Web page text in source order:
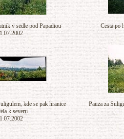
v sedle pod Papadiou
Cesta po
kde se pak hranice
k severu
Pauza za